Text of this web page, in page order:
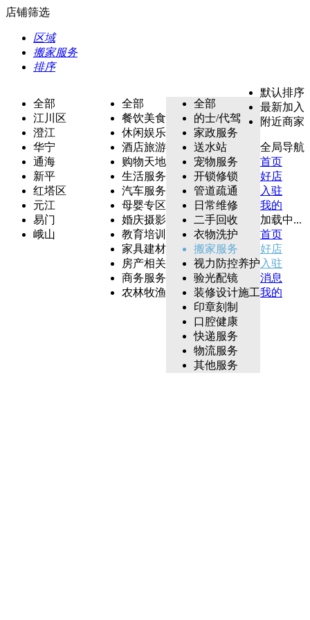
店铺筛选
区域
搬家服务
排序
全部
江川区
澄江
华宁
通海
新平
红塔区
元江
易门
峨山
全部
餐饮美食
休闲娱乐
酒店旅游
购物天地
生活服务
汽车服务
母婴专区
婚庆摄影
教育培训
家具建材
房产相关
商务服务
农林牧渔
全部
的士/代驾
家政服务
送水站
宠物服务
开锁修锁
管道疏通
日常维修
二手回收
衣物洗护
搬家服务
视力防控养护
验光配镜
装修设计施工
印章刻制
口腔健康
快递服务
物流服务
其他服务
默认排序
最新加入
附近商家
全局导航
首页
好店
入驻
我的
加载中...
首页
好店
入驻
消息
我的